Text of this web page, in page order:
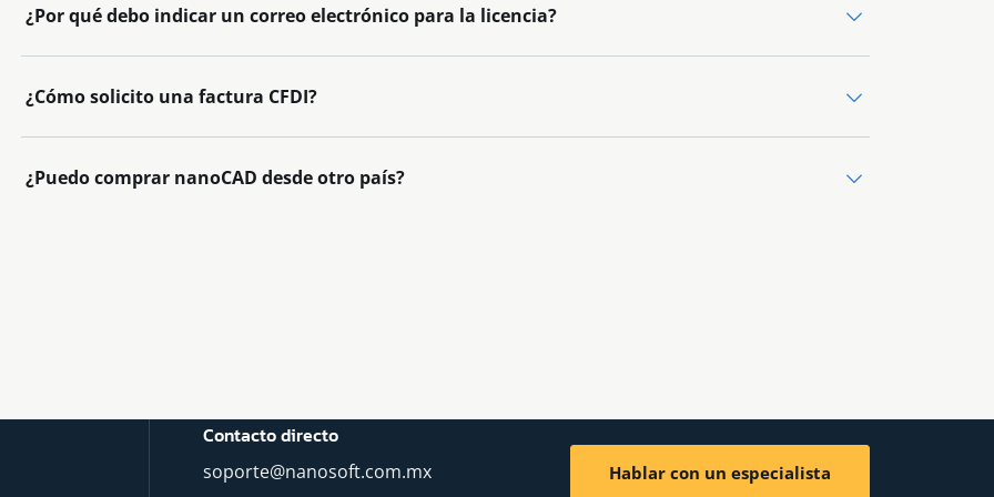
¿Por qué debo indicar un correo electrónico para la licencia?
¿Cómo solicito una factura CFDI?
¿Puedo comprar nanoCAD desde otro país?
Contacto directo
soporte@nanosoft.com.mx
Hablar con un especialista